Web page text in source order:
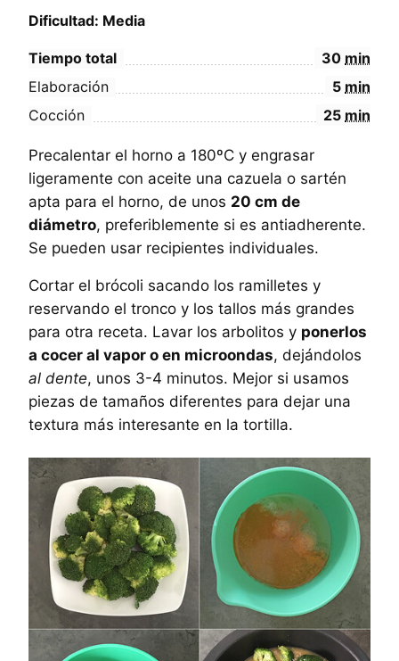
Dificultad: Media
Tiempo total 30 min
Elaboración
5 min
Cocción
25 min
Precalentar el horno a 180ºC y engrasar
ligeramente con aceite una cazuela o sartén
apta para el horno, de unos 20 cm de
diámetro, preferiblemente si es antiadherente.
Se pueden usar recipientes individuales.
Cortar el brócoli sacando los ramilletes y
reservando el tronco y los tallos más grandes
para otra receta. Lavar los arbolitos y ponerlos
a cocer al vapor o en microondas, dejándolos
al dente, unos 3-4 minutos. Mejor si usamos
piezas de tamaños diferentes para dejar una
textura más interesante en la tortilla.